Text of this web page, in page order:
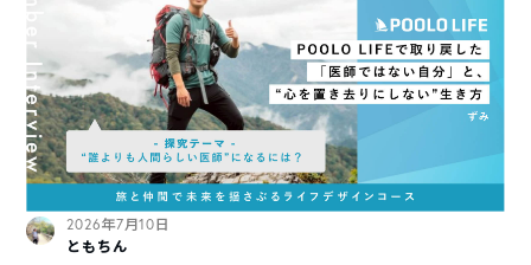
2026年7月10日
ともちん